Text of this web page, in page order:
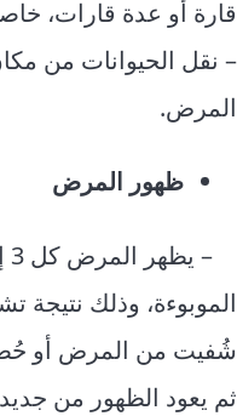
قارة أو عدة قارات،
– نقل الحيوانات من
المرض.
ظهور المرض
الموبوءة، وذلك نتيجة
شُفيت من المرض أو
ثم يعود الظهور من